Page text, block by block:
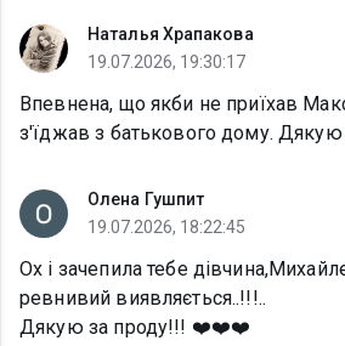
Наталья Храпакова
19.07.2026, 19:30:17
Впевнена, що якби не приїхав
з'їджав з батькового дому.
Олена Гушпит
19.07.2026, 18:22:45
Ох і зачепила тебе
ревнивий виявляється..!!!..
Дякую за проду!!! ❤️❤️❤️